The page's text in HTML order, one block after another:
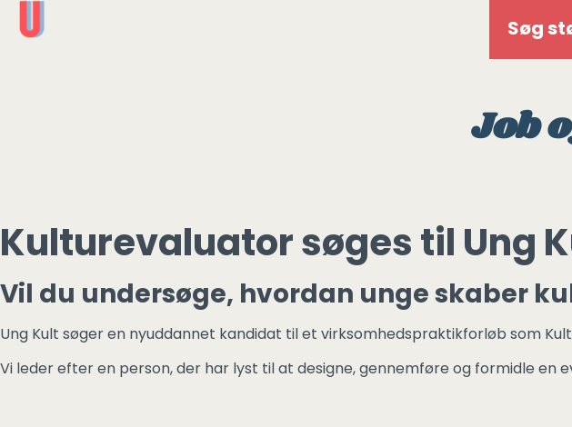
Søg
Job
Kulturevaluator søges til Ung
Vil du undersøge, hvordan unge skaber
Ung Kult søger en nyuddannet kandidat til et virksomhedspraktikforløb som
Vi leder efter en person, der har lyst til at designe, gennemføre og formidle en